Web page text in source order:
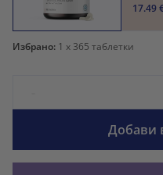
17.49
Избрано: 1 x 365 таблетки
Добави